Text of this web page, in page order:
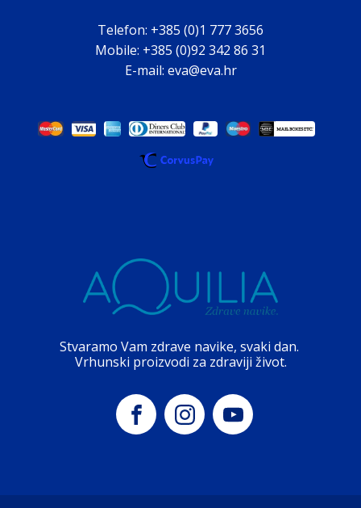
Telefon: +385 (0)1 777 3656
Mobile: +385 (0)92 342 86 31
E-mail: eva@eva.hr
Stvaramo Vam zdrave navike, svaki dan.
Vrhunski proizvodi za zdraviji život.